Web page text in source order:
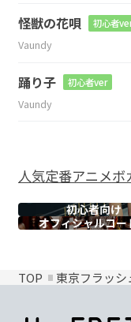
怪獣の花唄 初心者
Vaundy
踊り子 初心者ver
Vaundy
人気定番アニメボ
初心者向け
オフィシャルコー
TOP 東京フラッ